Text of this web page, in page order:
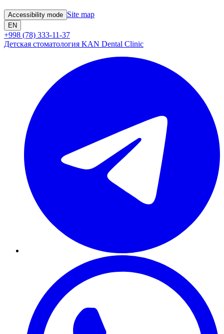
Accessibility mode Site map
EN
+998 (78) 333-11-37
Детская стоматология KAN Dental Clinic